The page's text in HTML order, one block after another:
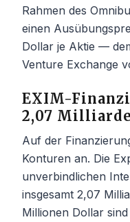
Rahmen des
einen
Dollar je Aktie —
Venture Exchange
EXIM-
2,07
Auf der
Konturen an. Die
unverbindlichen
insgesamt 2,07
Millionen Dollar